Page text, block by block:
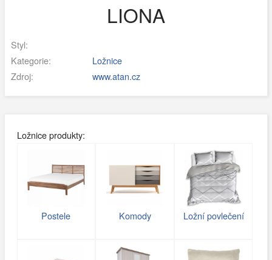
LIONA
Styl:
Kategorie:
Ložnice
Zdroj:
www.atan.cz
Ložnice produkty:
Postele Komody Ložní povlečení